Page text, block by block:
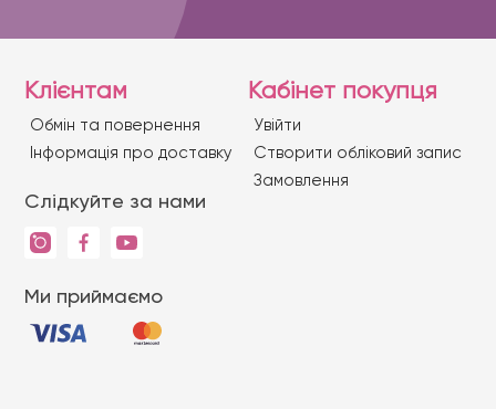
Клієнтам
Обмін та повернення
Iнформація про доставку
Слідкуйте за нами
Ми приймаємо
Кабінет покупця
Увійти
Створити обліковий запис
Замовлення